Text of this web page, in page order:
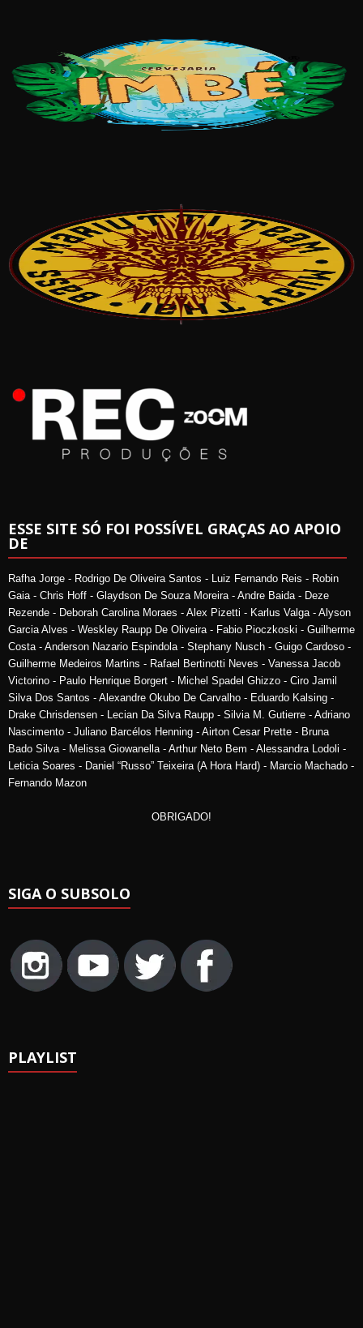
ESSE SITE SÓ FOI POSSÍVEL GRAÇAS AO APOIO
DE
Rafha Jorge - Rodrigo De Oliveira Santos - Luiz Fernando Reis - Robin
Gaia - Chris Hoff - Glaydson De Souza Moreira - Andre Baida - Deze
Rezende - Deborah Carolina Moraes - Alex Pizetti - Karlus Valga - Alyson
Garcia Alves - Weskley Raupp De Oliveira - Fabio Pioczkoski - Guilherme
Costa - Anderson Nazario Espindola - Stephany Nusch - Guigo Cardoso -
Guilherme Medeiros Martins - Rafael Bertinotti Neves - Vanessa Jacob
Victorino - Paulo Henrique Borgert - Michel Spadel Ghizzo - Ciro Jamil
Silva Dos Santos - Alexandre Okubo De Carvalho - Eduardo Kalsing -
Drake Chrisdensen - Lecian Da Silva Raupp - Silvia M. Gutierre - Adriano
Nascimento - Juliano Barcélos Henning - Airton Cesar Prette - Bruna
Bado Silva - Melissa Giowanella - Arthur Neto Bem - Alessandra Lodoli -
Leticia Soares - Daniel “Russo” Teixeira (A Hora Hard) - Marcio Machado -
Fernando Mazon
OBRIGADO!
SIGA O SUBSOLO
PLAYLIST